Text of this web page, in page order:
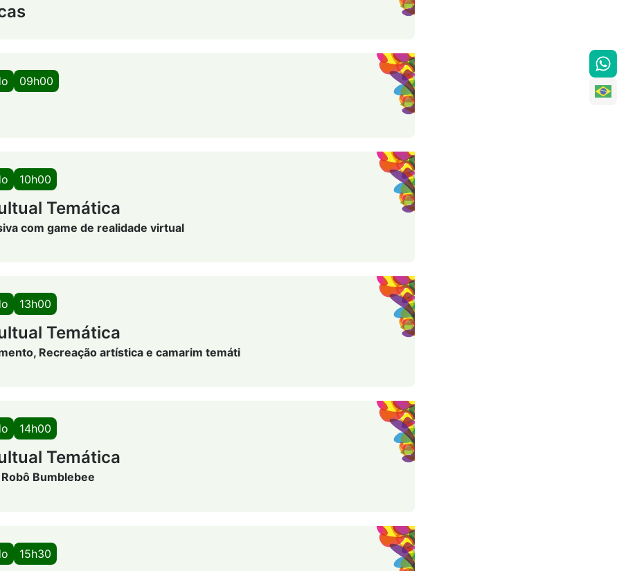
09h00
10h00
Temática
com game de realidade virtual
13h00
Temática
Recreação artística e camarim temáti
14h00
Temática
Bumblebee
15h30